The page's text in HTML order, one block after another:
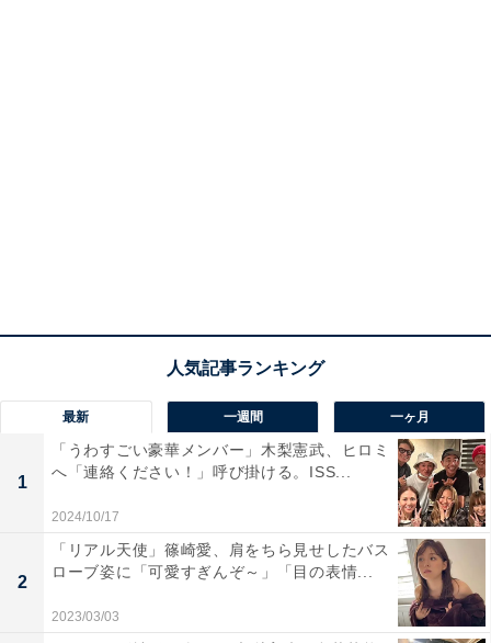
最新 一週間 一ヶ月
1
「うわすごい豪華メンバー」木梨憲武、ヒロミ
へ「連絡ください！」呼び掛ける。ISS...
2024/10/17
2
「リアル天使」篠崎愛、肩をちら見せしたバス
ローブ姿に「可愛すぎんぞ～」「目の表情...
2023/03/03